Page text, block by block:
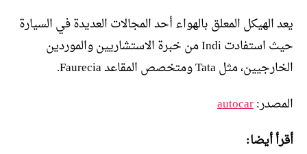
يعد الهيكل المعلق بالهواء أحد المجالات العديدة في السيارة
حيث استفادت Indi من خبرة الاستشاريين والموردين
الخارجيين، مثل Tata ومتخصص المقاعد Faurecia.
المصدر:autocar
أقرأ أيضا: